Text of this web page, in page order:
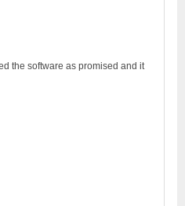
the software as promised and it